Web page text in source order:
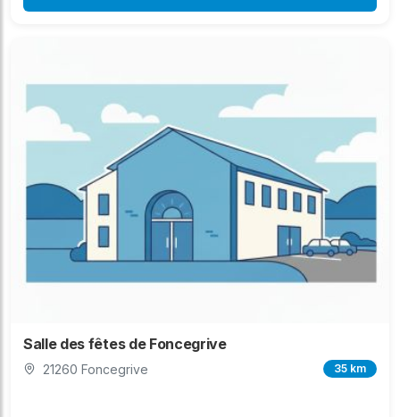
Salle des fêtes de Foncegrive
21260 Foncegrive 35 km